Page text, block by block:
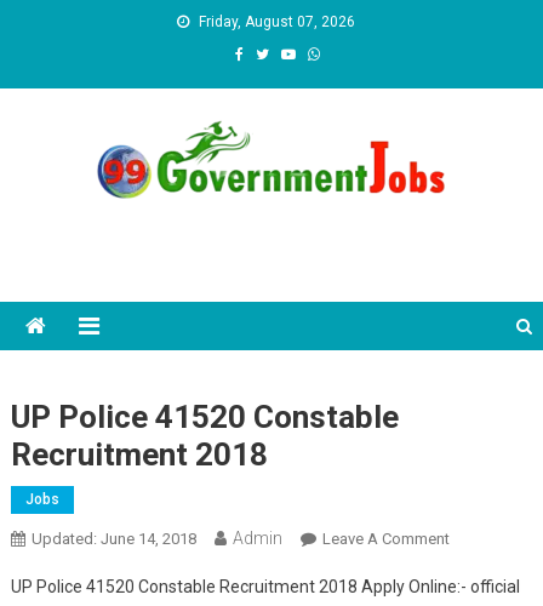
Friday, August 07, 2026
UP Police 41520 Constable
Recruitment 2018
Jobs
Updated: June 14, 2018 Admin Leave A CommentOn UP Police
Constable
UP Police 41520 Constable Recruitment 2018 Apply Online:- official